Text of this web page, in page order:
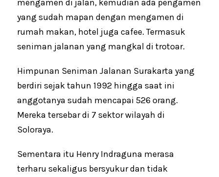
mengamen di jalan, kemudian ada pengamen
yang sudah mapan dengan mengamen di
rumah makan, hotel juga cafee. Termasuk
seniman jalanan yang mangkal di trotoar.
Himpunan Seniman Jalanan Surakarta yang
berdiri sejak tahun 1992 hingga saat ini
anggotanya sudah mencapai 526 orang.
Mereka tersebar di 7 sektor wilayah di
Soloraya.
Sementara itu Henry Indraguna merasa
terharu sekaligus bersyukur dan tidak